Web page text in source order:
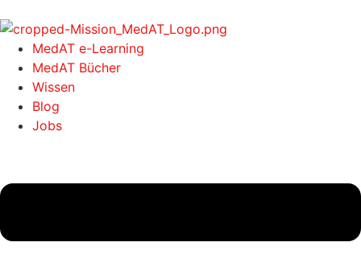
MedAT e-Learning
MedAT Bücher
Wissen
Blog
Jobs